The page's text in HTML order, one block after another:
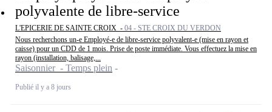
polyvalente de libre-service
L'EPICERIE DE SAINTE CROIX - 04 - STE CROIX DU VERDON
Nous recherchons un-e Employé-e de libre-service polyvalent-e (mise en rayon et
caisse) pour un CDD de 1 mois. Prise de poste immédiate. Vous effectuez la mise en
rayon (installation, balisage,...
Saisonnier - Temps plein
Publié il y a 8 jours